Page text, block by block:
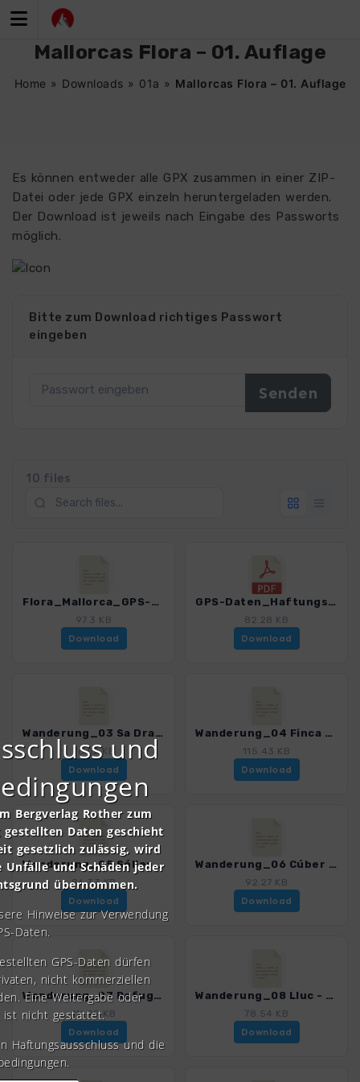
Inhalt
Mallorcas Flora – 01. Auflage
Home » Downloads » 01a » Mallorcas Flora – 01. Auflage
Es können entweder alle GPX zusammen in einer ZIP-
Datei oder jede GPX einzeln heruntergeladen werden.
Der Download ist jeweils nach Eingabe des Passworts
möglich.
Bitte zum Download richtiges Passwort
eingeben
10 files
Flora_Mallorca_GPS-Standorte.gpx
97.3 KB
Download
GPS-Daten_Haftungsausschluss-Nutzungsbedingungen_Mallorcas Flora.pdf
82.28 KB
Download
Wanderung_03 Sa Dragonera.gpx
76.52 KB
Download
Wanderung_04 Finca Galatzó.gpx
115.43 KB
Download
Wanderung_05 Sóller.gpx
86.33 KB
Download
Wanderung_06 Cúber - Biniaraix.gpx
92.27 KB
Download
Wanderung_07 Refugi Tossals Verds.gpx
111.99 KB
Download
Wanderung_08 Lluc - Binifaldó.gpx
78.54 KB
Download
und
Bergverlag Rother zum
Daten geschieht
gesetzlich zulässig, wird
und Schäden jeder
übernommen.
Hinweise zur Verwendung
Daten.
GPS-Daten dürfen
nicht kommerziellen
Eine Weitergabe oder
ist nicht gestattet.
Haftungsausschluss und die